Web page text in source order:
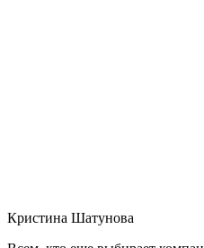
Кристина Шатунова